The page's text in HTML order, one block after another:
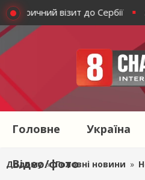
візит до Сербії
Головне Україна
Відео/фото
Додому » Головні новини »